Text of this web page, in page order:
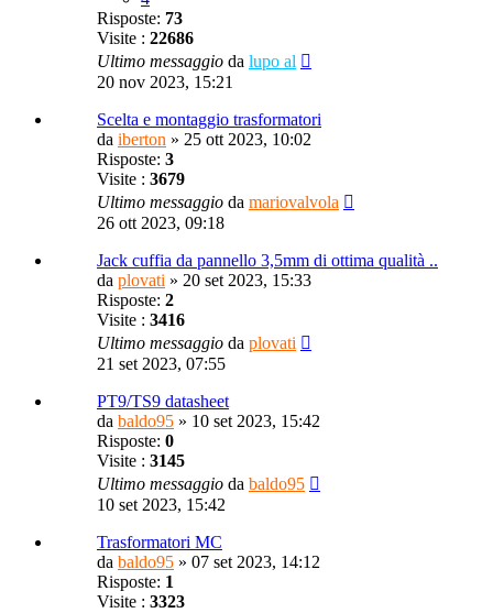
Risposte: 73
Visite : 22686
Ultimo messaggio da lupo al
20 nov 2023, 15:21
Scelta e montaggio trasformatori
da iberton » 25 ott 2023, 10:02
Risposte: 3
Visite : 3679
Ultimo messaggio da mariovalvola
26 ott 2023, 09:18
Jack cuffia da pannello 3,5mm di ottima qualità ..
da plovati » 20 set 2023, 15:33
Risposte: 2
Visite : 3416
Ultimo messaggio da plovati
21 set 2023, 07:55
PT9/TS9 datasheet
da baldo95 » 10 set 2023, 15:42
Risposte: 0
Visite : 3145
Ultimo messaggio da baldo95
10 set 2023, 15:42
Trasformatori MC
da baldo95 » 07 set 2023, 14:12
Risposte: 1
Visite : 3323